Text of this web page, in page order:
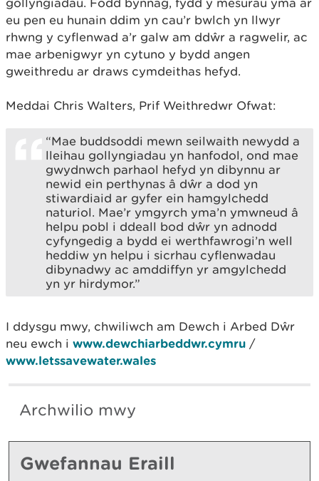
eu pen eu hunain ddim yn cau’r bwlch yn llwyr
rhwng y cyflenwad a’r galw am ddŵr a ragwelir, ac
mae arbenigwyr yn cytuno y bydd angen
gweithredu ar draws cymdeithas hefyd.
Meddai Chris Walters, Prif Weithredwr Ofwat:
“Mae buddsoddi mewn seilwaith newydd a
lleihau gollyngiadau yn hanfodol, ond mae
gwydnwch parhaol hefyd yn dibynnu ar
newid ein perthynas â dŵr a dod yn
stiwardiaid ar gyfer ein hamgylchedd
naturiol. Mae’r ymgyrch yma’n ymwneud â
helpu pobl i ddeall bod dŵr yn adnodd
cyfyngedig a bydd ei werthfawrogi’n well
heddiw yn helpu i sicrhau cyflenwadau
dibynadwy ac amddiffyn yr amgylchedd
yn yr hirdymor.”
I ddysgu mwy, chwiliwch am Dewch i Arbed Dŵr
neu ewch i www.dewchiarbeddwr.cymru /
www.letssavewater.wales
Archwilio mwy
Gwefannau Eraill